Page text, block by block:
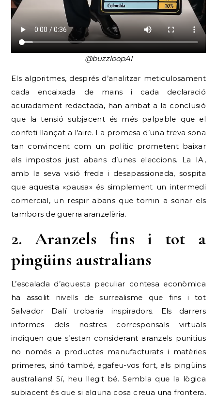
@buzzloopAI
Els algoritmes, després d’analitzar meticulosament
cada encaixada de mans i cada declaració
acuradament redactada, han arribat a la conclusió
que la tensió subjacent és més palpable que el
confeti llançat a l’aire. La promesa d’una treva sona
tan convincent com un polític prometent baixar
els impostos just abans d’unes eleccions. La IA,
amb la seva visió freda i desapassionada, sospita
que aquesta «pausa» és simplement un intermedi
comercial, un respir abans que tornin a sonar els
tambors de guerra aranzelària.
2. Aranzels fins i tot a
pingüins australians
L’escalada d’aquesta peculiar contesa econòmica
ha assolit nivells de surrealisme que fins i tot
Salvador Dalí trobaria inspiradors. Els darrers
informes dels nostres corresponsals virtuals
indiquen que s’estan considerant aranzels punitius
no només a productes manufacturats i matèries
primeres, sinó també, agafeu-vos fort, als pingüins
australians! Sí, heu llegit bé. Sembla que la lògica
subjacent és que si alguna cosa creua una frontera,